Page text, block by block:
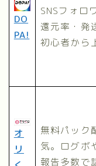
DO
PA!
SNSフォロ
還元率・発
初心者から
オ
リ
無料パック
気。ログボ
報告多数で